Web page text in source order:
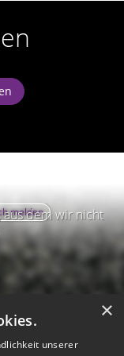
aus dem wir nicht
melden
×
unserer